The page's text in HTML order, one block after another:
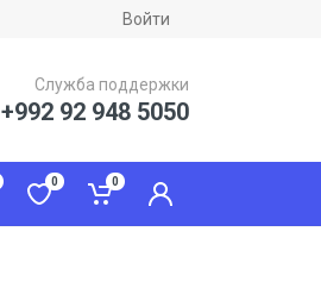
Войти
Служба поддержки
+992 92 948 5050
0 0